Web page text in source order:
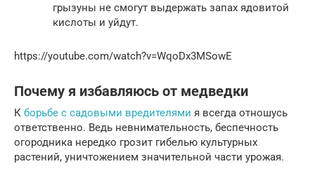
грызуны не смогут выдержать запах ядовитой
кислоты и уйдут.
https://youtube.com/watch?v=WqoDx3MSowE
Почему я избавляюсь от медведки
К борьбе с садовыми вредителями я всегда отношусь
ответственно. Ведь невнимательность, беспечность
огородника нередко грозит гибелью культурных
растений, уничтожением значительной части урожая.